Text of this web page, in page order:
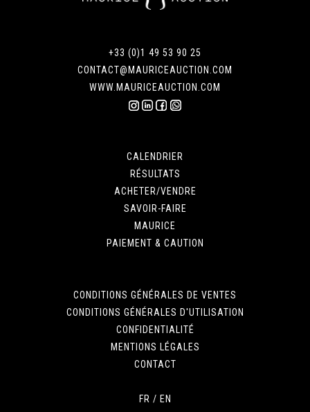
+33 (0)1 49 53 90 25
CONTACT@MAURICEAUCTION.COM
WWW.MAURICEAUCTION.COM
CALENDRIER
RÉSULTATS
ACHETER/VENDRE
SAVOIR-FAIRE
MAURICE
PAIEMENT & CAUTION
CONDITIONS GÉNÉRALES DE VENTES
CONDITIONS GÉNÉRALES D'UTILISATION
CONFIDENTIALITÉ
MENTIONS LÉGALES
CONTACT
FR / EN